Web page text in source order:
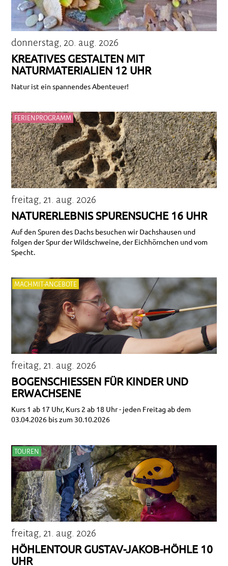
donnerstag, 20. aug. 2026
KREATIVES GESTALTEN MIT
NATURMATERIALIEN 12 UHR
Natur ist ein spannendes Abenteuer!
FERIENPROGRAMM
freitag, 21. aug. 2026
NATURERLEBNIS SPURENSUCHE 16 UHR
Auf den Spuren des Dachs besuchen wir Dachshausen und
folgen der Spur der Wildschweine, der Eichhörnchen und vom
Specht.
MACHMIT-ANGEBOTE
freitag, 21. aug. 2026
BOGENSCHIESSEN FÜR KINDER UND E
RWACHSENE
Kurs 1 ab 17 Uhr, Kurs 2 ab 18 Uhr - jeden Freitag ab dem
03.04.2026 bis zum 30.10.2026
TOUREN
freitag, 21. aug. 2026
HÖHLENTOUR GUSTAV-JAKOB-HÖHLE 10
UHR